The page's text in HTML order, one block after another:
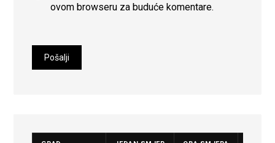
ovom browseru za buduće komentare.